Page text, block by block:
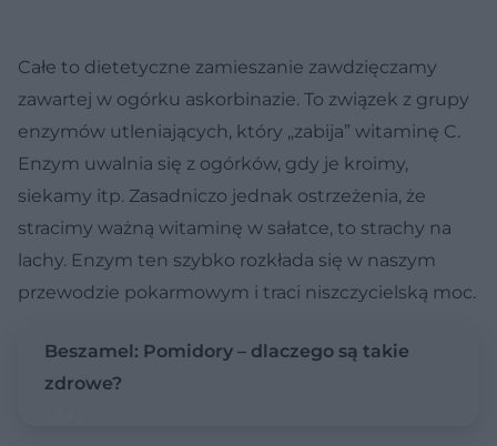
Całe to dietetyczne zamieszanie zawdzięczamy
zawartej w ogórku askorbinazie. To związek z grupy
enzymów utleniających, który „zabija” witaminę C.
Enzym uwalnia się z ogórków, gdy je kroimy,
siekamy itp. Zasadniczo jednak ostrzeżenia, że
stracimy ważną witaminę w sałatce, to strachy na
lachy. Enzym ten szybko rozkłada się w naszym
przewodzie pokarmowym i traci niszczycielską moc.
Beszamel: Pomidory – dlaczego są takie
zdrowe?